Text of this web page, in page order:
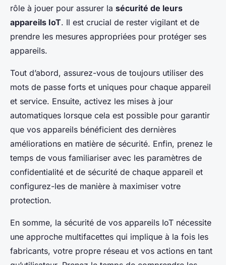
rôle à jouer pour assurer la sécurité de leurs
appareils IoT. Il est crucial de rester vigilant et de
prendre les mesures appropriées pour protéger ses
appareils.
Tout d’abord, assurez-vous de toujours utiliser des
mots de passe forts et uniques pour chaque appareil
et service. Ensuite, activez les mises à jour
automatiques lorsque cela est possible pour garantir
que vos appareils bénéficient des dernières
améliorations en matière de sécurité. Enfin, prenez le
temps de vous familiariser avec les paramètres de
confidentialité et de sécurité de chaque appareil et
configurez-les de manière à maximiser votre
protection.
En somme, la sécurité de vos appareils IoT nécessite
une approche multifacettes qui implique à la fois les
fabricants, votre propre réseau et vos actions en tant